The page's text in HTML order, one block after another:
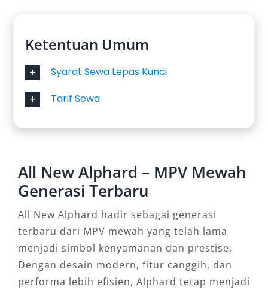
Ketentuan Umum
Syarat Sewa Lepas Kunci
Tarif Sewa
All New Alphard – MPV Mewah
Generasi Terbaru
All New Alphard hadir sebagai generasi
terbaru dari MPV mewah yang telah lama
menjadi simbol kenyamanan dan prestise.
Dengan desain modern, fitur canggih, dan
performa lebih efisien, Alphard tetap menjadi